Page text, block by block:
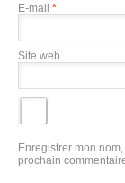
E-mail *
Site web
Enregistrer mon
prochain